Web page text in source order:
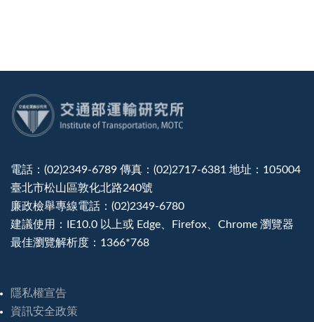
電話：(02)2349-6789 傳真：(02)2717-6381 地址：105004
臺北市松山區敦化北路240號
廉政檢舉專線電話：(02)2349-6780
建議使用：IE10.0 以上或 Edge、Firefox、Chrome 瀏覽器
最佳瀏覽解析度：1366*768
隱私權宣告
資訊安全政策